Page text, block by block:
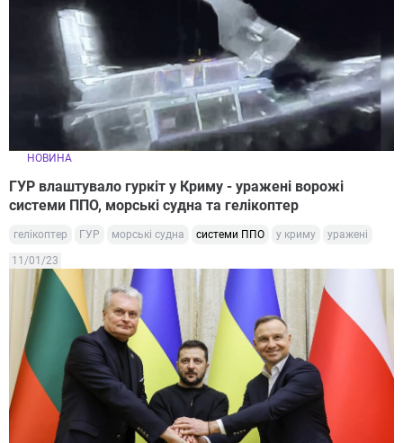
НОВИНА
ГУР влаштувало гуркіт у Криму - уражені ворожі
системи ППО, морські судна та гелікоптер
гелікоптер ГУР морські судна системи ППО у криму уражені
11/01/23